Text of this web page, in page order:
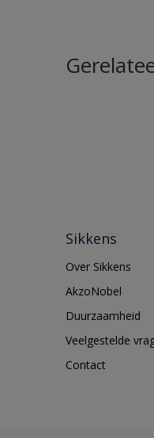
Sikkens
Over Sikkens
AkzoNobel
Duurzaamheid
Veelgestelde
Contact